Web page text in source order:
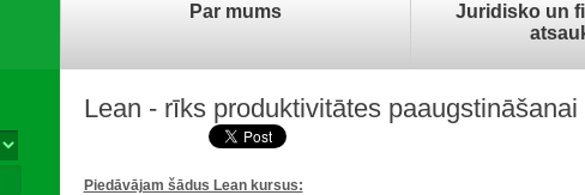
Par mums
Juridisko un
Lean - rīks produktivitātes paaugstināšanai
Piedāvājam šādus Lean kursus: